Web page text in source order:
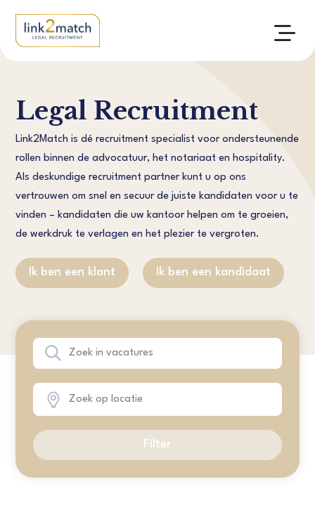
Legal Recruitment
Link2Match is dé recruitment specialist voor ondersteunende
rollen binnen de advocatuur, het notariaat en hospitality.
Als deskundige recruitment partner kunt u op ons
vertrouwen om snel en secuur de juiste kandidaten voor u te
vinden – kandidaten die uw kantoor helpen om te groeien,
de werkdruk te verlagen en het plezier te vergroten.
Ik ben een klant Ik ben een kandidaat
Filter